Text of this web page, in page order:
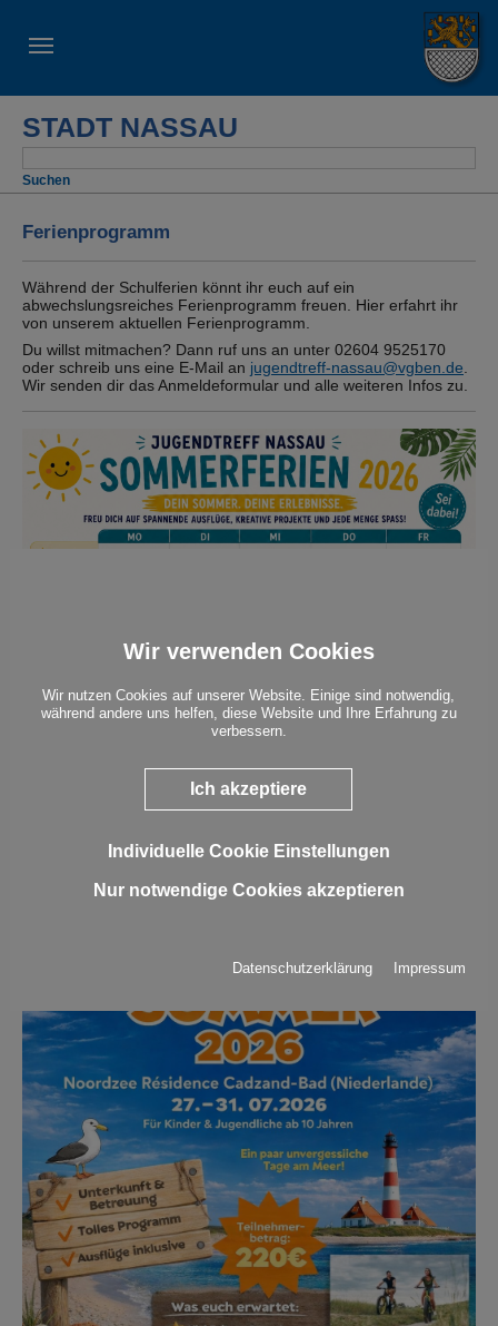
Wir verwenden Cookies
Wir nutzen Cookies auf unserer Website. Einige sind notwendig,
während andere uns helfen, diese Website und Ihre Erfahrung zu
verbessern.
Ich akzeptiere
Individuelle Cookie Einstellungen
Nur notwendige Cookies akzeptieren
Datenschutzerklärung Impressum
STADT NASSAU
Ferienprogramm
Während der Schulferien könnt ihr euch auf ein
abwechslungsreiches Ferienprogramm freuen. Hier erfahrt ihr
von unserem aktuellen Ferienprogramm.
Du willst mitmachen? Dann ruf uns an unter 02604 9525170
oder schreib uns eine E-Mail an jugendtreff-nassau@vgben.de
Wir senden dir das Anmeldeformular und alle weiteren Infos zu.